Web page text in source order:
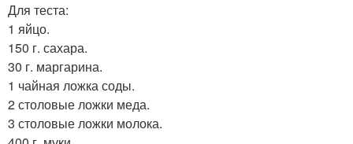
Для теста:
1 яйцо.
150 г. сахара.
30 г. маргарина.
1 чайная ложка соды.
2 столовые ложки меда.
3 столовые ложки молока.